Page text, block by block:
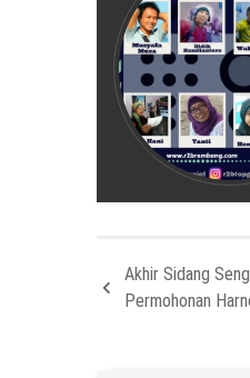
Akhir Sidang
Permohonan